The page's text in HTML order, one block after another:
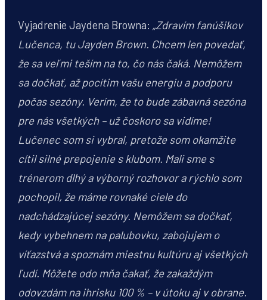
Vyjadrenie Jaydena Browna: „Zdravím fanúšikov
Lučenca, tu Jayden Brown. Chcem len povedať,
že sa veľmi teším na to, čo nás čaká. Nemôžem
sa dočkať, až pocítim vašu energiu a podporu
počas sezóny. Verím, že to bude zábavná sezóna
pre nás všetkých – už čoskoro sa vidíme!
Lučenec som si vybral, pretože som okamžite
cítil silné prepojenie s klubom. Mali sme s
trénerom dlhý a výborný rozhovor a rýchlo som
pochopil, že máme rovnaké ciele do
nadchádzajúcej sezóny. Nemôžem sa dočkať,
kedy vybehnem na palubovku, zabojujem o
víťazstvá a spoznám miestnu kultúru aj všetkých
ľudí. Môžete odo mňa čakať, že zakaždým
odovzdám na ihrisku 100 % – v útoku aj v obrane.